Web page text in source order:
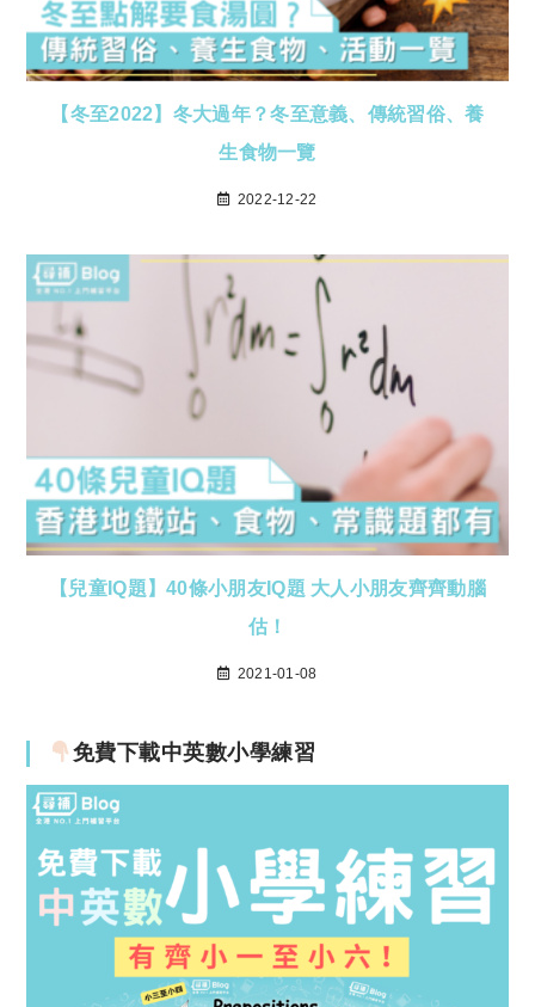
【冬至2022】冬大過年？冬至意義、傳統習俗、養
生食物一覽
2022-12-22
【兒童IQ題】40條小朋友IQ題 大人小朋友齊齊動腦
估！
2021-01-08
免費下載中英數小學練習